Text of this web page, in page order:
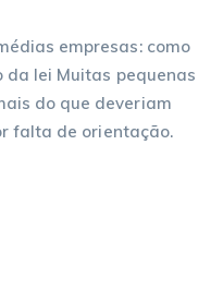
empresas: como
lei Muitas pequenas
do que deveriam
falta de orientação.